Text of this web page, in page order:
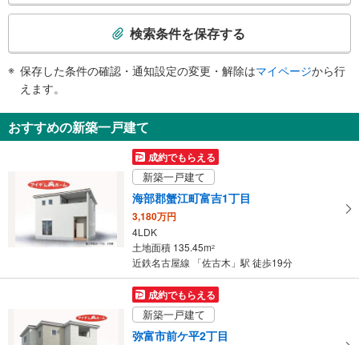
検
知
を
条
検索条件を保存する
保存した条件の確認・通知設定の変更・解除はマイページから行
えます。
おすすめの新築一戸建て
成約でもらえる
新築一戸建て
海部郡蟹江町富吉1丁目
3,180万円
4LDK
土地面積 135.45m2
近鉄名古屋線 「佐古木」駅 徒歩19分
成約でもらえる
新築一戸建て
弥富市前ケ平2丁目